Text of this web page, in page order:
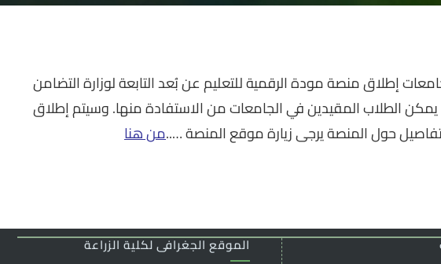
إطلاق منصة مودة الرقمية للتعليم عن بُعد التابعة لوزارة التضامن
يمكن الطلاب المقيدين في الجامعات من الاستفادة منها. وسيتم إطلاق
حول المنصة يرجى زيارة موقع المنصة …..من هنا
الموقع الجغرافى لكلية الزراعة